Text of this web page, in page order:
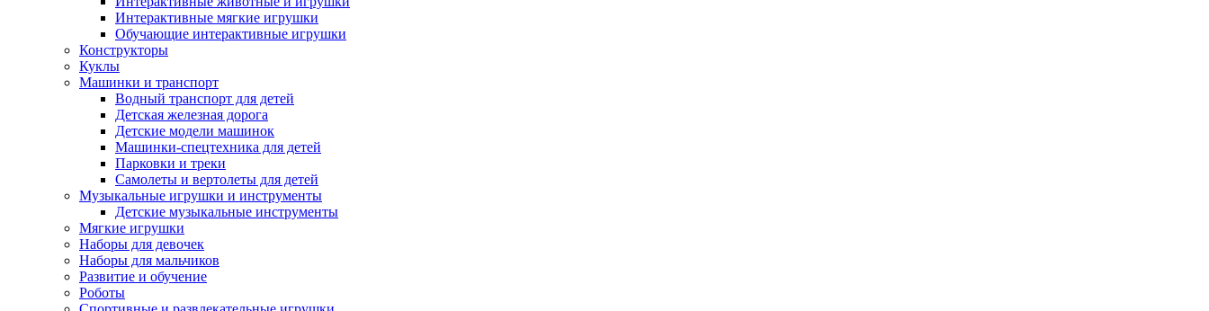
Интерактивные мягкие игрушки
Обучающие интерактивные игрушки
Конструкторы
Куклы
Машинки и транспорт
Водный транспорт для детей
Детская железная дорога
Детские модели машинок
Машинки-спецтехника для детей
Парковки и треки
Самолеты и вертолеты для детей
Музыкальные игрушки и инструменты
Детские музыкальные инструменты
Мягкие игрушки
Наборы для девочек
Наборы для мальчиков
Развитие и обучение
Роботы